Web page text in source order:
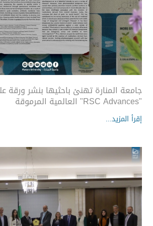
جامعة المنارة تهنئ باحثيها بنشر ورقة
"RSC Advances" العالمية المرموقة
إقرأ المزيد...